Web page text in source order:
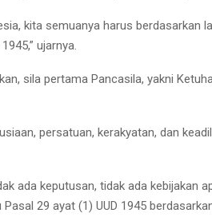
kita semuanya harus berdasarkan
ujarnya.
sila pertama Pancasila, yakni
persatuan, kerakyatan, dan
ada keputusan, tidak ada kebijakan
29 ayat (1) UUD 1945